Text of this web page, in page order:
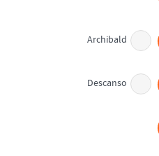
Archibald
Descanso